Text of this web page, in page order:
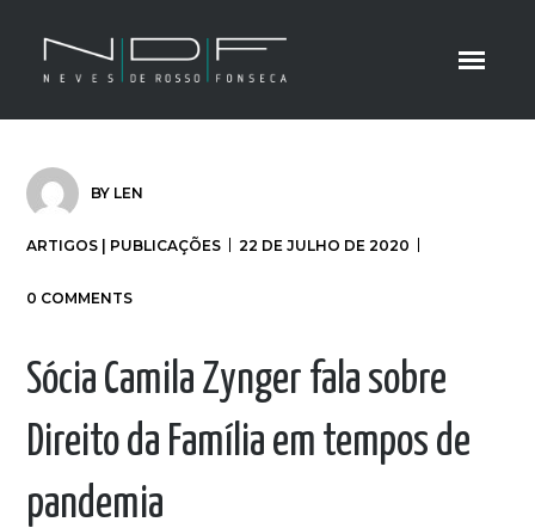
BY LEN
ARTIGOS | PUBLICAÇÕES 22 DE JULHO DE 2020
0 COMMENTS
Sócia Camila Zynger fala sobre
Direito da Família em tempos de
pandemia